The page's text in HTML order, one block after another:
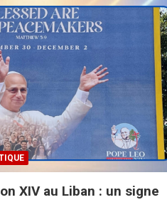
XIV au Liban : un signe